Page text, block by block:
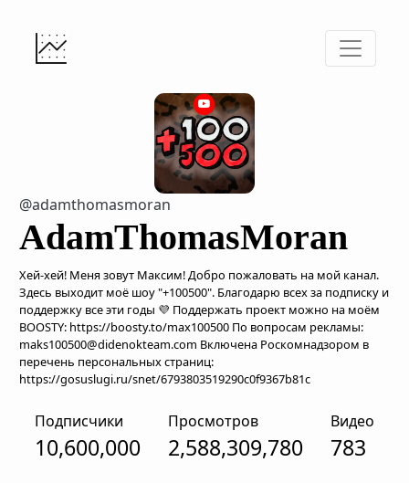
@adamthomasmoran
AdamThomasMoran
Хей-хей! Меня зовут Максим! Добро пожаловать на мой канал.
Здесь выходит моё шоу "+100500". Благодарю всех за подписку и
поддержку все эти годы 💜 Поддержать проект можно на моём
BOOSTY: https://boosty.to/max100500 По вопросам рекламы:
maks100500@didenokteam.com Включена Роскомнадзором в
перечень персональных страниц:
https://gosuslugi.ru/snet/6793803519290c0f9367b81c
Подписчики
10,600,000
Просмотров
2,588,309,780
Видео
783